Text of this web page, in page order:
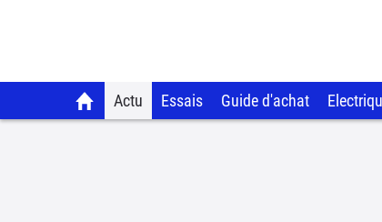
Actu Essais Guide d'achat